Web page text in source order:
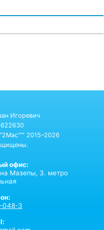
Игоревич
2015–2026
офис:
Мазепы, 3. метро
048-3